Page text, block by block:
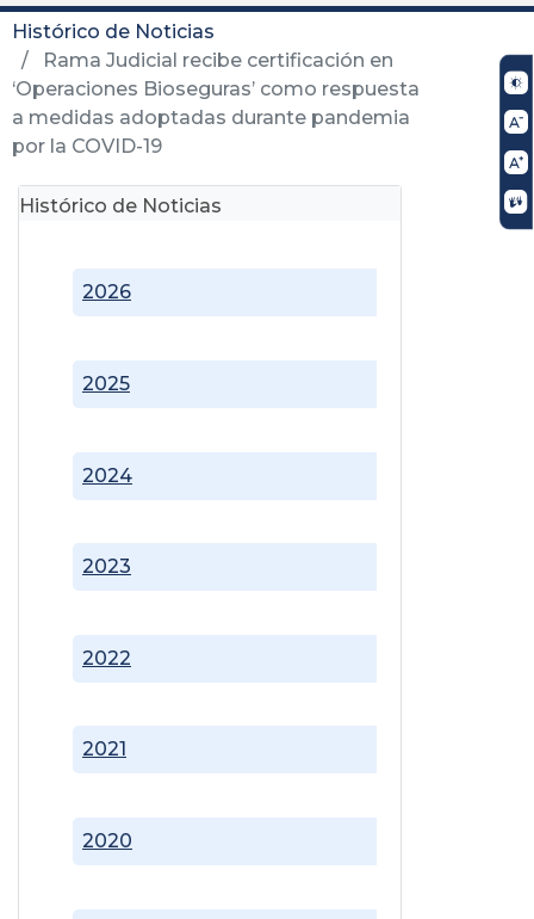
Histórico de Noticias
Rama Judicial recibe certificación en
‘Operaciones Bioseguras’ como respuesta
a medidas adoptadas durante pandemia
por la COVID-19
Histórico de Noticias
2020
2021
2022
2023
2024
2025
2026